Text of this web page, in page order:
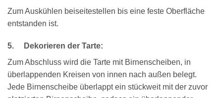
Zum Auskühlen beiseitestellen bis eine feste Oberfläche
entstanden ist.
5. Dekorieren der Tarte:
Zum Abschluss wird die Tarte mit Birnenscheiben, in
überlappenden Kreisen von innen nach außen belegt.
Jede Birnenscheibe überlappt ein stückweit mit der zuvor